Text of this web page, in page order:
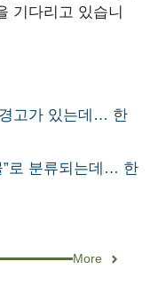
기다리고 있습니
고가 있는데… 한
”로 분류되는데… 한
More